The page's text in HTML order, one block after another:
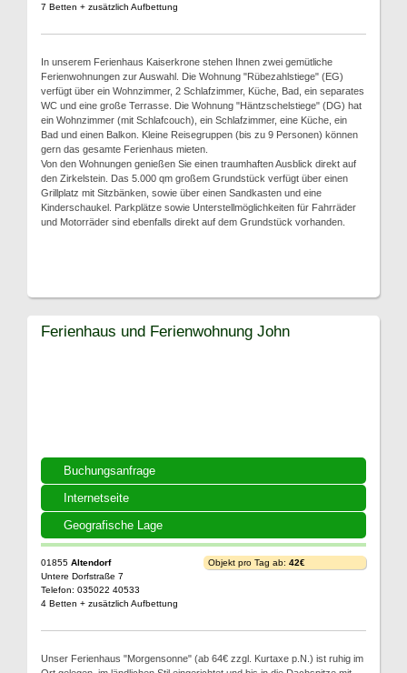
7 Betten + zusätzlich Aufbettung
In unserem Ferienhaus Kaiserkrone stehen Ihnen zwei gemütliche
Ferienwohnungen zur Auswahl. Die Wohnung "Rübezahlstiege" (EG)
verfügt über ein Wohnzimmer, 2 Schlafzimmer, Küche, Bad, ein separates
WC und eine große Terrasse. Die Wohnung "Häntzschelstiege" (DG) hat
ein Wohnzimmer (mit Schlafcouch), ein Schlafzimmer, eine Küche, ein
Bad und einen Balkon. Kleine Reisegruppen (bis zu 9 Personen) können
gern das gesamte Ferienhaus mieten.
Von den Wohnungen genießen Sie einen traumhaften Ausblick direkt auf
den Zirkelstein. Das 5.000 qm großem Grundstück verfügt über einen
Grillplatz mit Sitzbänken, sowie über einen Sandkasten und eine
Kinderschaukel. Parkplätze sowie Unterstellmöglichkeiten für Fahrräder
und Motorräder sind ebenfalls direkt auf dem Grundstück vorhanden.
Buchungsanfrage
Internetseite
Geografische Lage
Ferienhaus und Ferienwohnung John
01855 Altendorf
Untere Dorfstraße 7
Telefon: 035022 40533
4 Betten + zusätzlich Aufbettung
Objekt pro Tag ab: 42€
Unser Ferienhaus "Morgensonne" (ab 64€ zzgl. Kurtaxe p.N.) ist ruhig im